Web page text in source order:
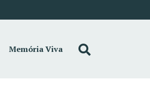
Memória Viva